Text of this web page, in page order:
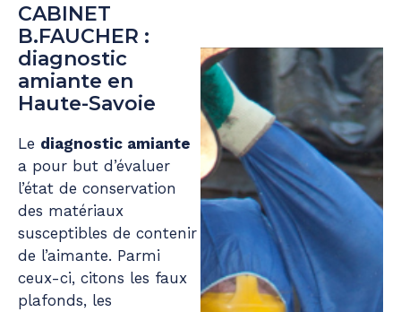
CABINET
B.FAUCHER :
diagnostic
amiante en
Haute-Savoie
Le diagnostic amiante
a pour but d’évaluer
l’état de conservation
des matériaux
susceptibles de contenir
de l’aimante. Parmi
ceux-ci, citons les faux
plafonds, les